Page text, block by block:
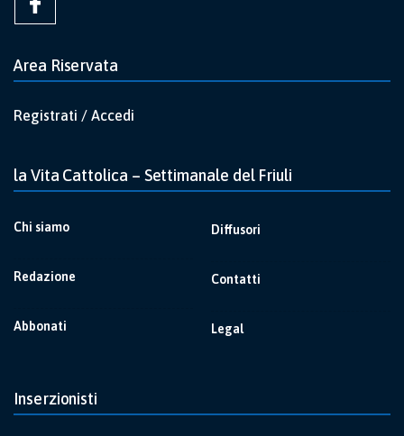
Area Riservata
Registrati / Accedi
la Vita Cattolica – Settimanale del Friuli
Chi siamo
Redazione
Abbonati
Diffusori
Contatti
Legal
Inserzionisti